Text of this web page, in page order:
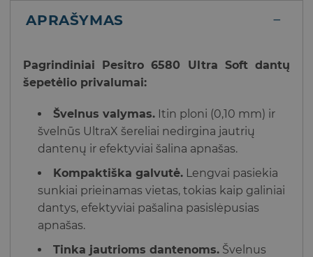
APRAŠYMAS
Pagrindiniai Pesitro 6580 Ultra Soft dantų
šepetėlio privalumai:
Švelnus valymas. Itin ploni (0,10 mm) ir
švelnūs UltraX šereliai nedirgina jautrių
dantenų ir efektyviai šalina apnašas.
Kompaktiška galvutė. Lengvai pasiekia
sunkiai prieinamas vietas, tokias kaip galiniai
dantys, efektyviai pašalina pasislėpusias
apnašas.
Tinka jautrioms dantenoms. Švelnus